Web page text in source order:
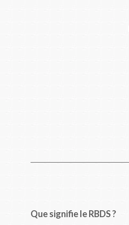
Que signifie le RBDS ?